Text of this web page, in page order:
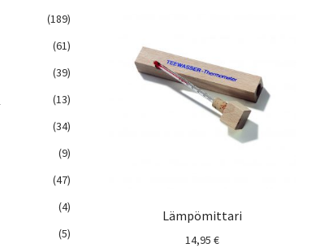
Lämpömittari
14,95€
(189)
(61)
(39)
(13)
(34)
(9)
(47)
(4)
(5)